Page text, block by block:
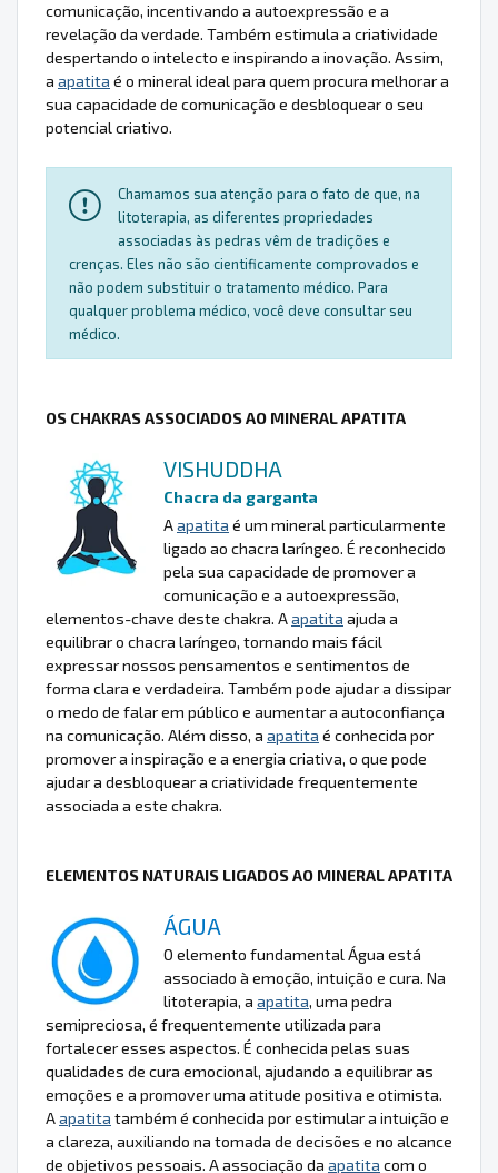
comunicação, incentivando a autoexpressão e a
revelação da verdade. Também estimula a criatividade
despertando o intelecto e inspirando a inovação. Assim,
a apatita é o mineral ideal para quem procura melhorar a
sua capacidade de comunicação e desbloquear o seu
potencial criativo.
Chamamos sua atenção para o fato de que, na
litoterapia, as diferentes propriedades
associadas às pedras vêm de tradições e
crenças. Eles não são cientificamente comprovados e
não podem substituir o tratamento médico. Para
qualquer problema médico, você deve consultar seu
médico.
OS CHAKRAS ASSOCIADOS AO MINERAL APATITA
VISHUDDHA
Chacra da garganta
Aapatita é um mineral particularmente
ligado ao chacra laríngeo. É reconhecido
pela sua capacidade de promover a
comunicação e a autoexpressão,
elementos-chave deste chakra. Aapatita ajuda a
equilibrar o chacra laríngeo, tornando mais fácil
expressar nossos pensamentos e sentimentos de
forma clara e verdadeira. Também pode ajudar a dissipar
o medo de falar em público e aumentar a autoconfiança
na comunicação. Além disso, a apatita é conhecida por
promover a inspiração e a energia criativa, o que pode
ajudar a desbloquear a criatividade frequentemente
associada a este chakra.
ELEMENTOS NATURAIS LIGADOS AO MINERAL APATITA
ÁGUA
O elemento fundamental Água está
associado à emoção, intuição e cura. Na
litoterapia, a apatita, uma pedra
semipreciosa, é frequentemente utilizada para
fortalecer esses aspectos. É conhecida pelas suas
qualidades de cura emocional, ajudando a equilibrar as
emoções e a promover uma atitude positiva e otimista.
Aapatita também é conhecida por estimular a intuição e
a clareza, auxiliando na tomada de decisões e no alcance
de objetivos pessoais. A associação da apatita com o